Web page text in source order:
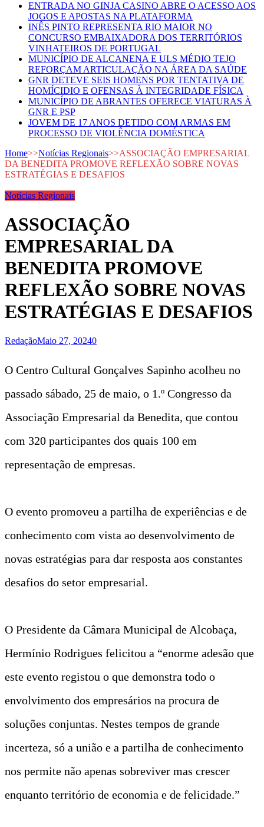
ENTRADA NO GINJA CASINO ABRE O ACESSO AOS
JOGOS E APOSTAS NA PLATAFORMA
INÊS PINTO REPRESENTA RIO MAIOR NO
CONCURSO EMBAIXADORA DOS TERRITÓRIOS
VINHATEIROS DE PORTUGAL
MUNICÍPIO DE ALCANENA E ULS MÉDIO TEJO
REFORÇAM ARTICULAÇÃO NA ÁREA DA SAÚDE
GNR DETEVE SEIS HOMENS POR TENTATIVA DE
HOMÍCIDIO E OFENSAS À INTEGRIDADE FÍSICA
MUNICÍPIO DE ABRANTES OFERECE VIATURAS À
GNR E PSP
JOVEM DE 17 ANOS DETIDO COM ARMAS EM
PROCESSO DE VIOLÊNCIA DOMÉSTICA
Home>>Notícias Regionais>>ASSOCIAÇÃO EMPRESARIAL
DA BENEDITA PROMOVE REFLEXÃO SOBRE NOVAS
ESTRATÉGIAS E DESAFIOS
Notícias Regionais
ASSOCIAÇÃO
EMPRESARIAL DA
BENEDITA PROMOVE
REFLEXÃO SOBRE NOVAS
ESTRATÉGIAS E DESAFIOS
RedaçãoMaio 27, 20240
O Centro Cultural Gonçalves Sapinho acolheu no
passado sábado, 25 de maio, o 1.º Congresso da
Associação Empresarial da Benedita, que contou
com 320 participantes dos quais 100 em
representação de empresas.
O evento promoveu a partilha de experiências e de
conhecimento com vista ao desenvolvimento de
novas estratégias para dar resposta aos constantes
desafios do setor empresarial.
O Presidente da Câmara Municipal de Alcobaça,
Hermínio Rodrigues felicitou a “enorme adesão que
este evento registou o que demonstra todo o
envolvimento dos empresários na procura de
soluções conjuntas. Nestes tempos de grande
incerteza, só a união e a partilha de conhecimento
nos permite não apenas sobreviver mas crescer
enquanto território de economia e de felicidade.”